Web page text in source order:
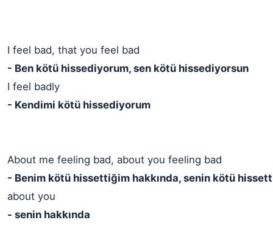
I feel bad, that you feel bad
- Ben kötü hissediyorum, sen kötü hissediyorsun
I feel badly
- Kendimi kötü hissediyorum
About me feeling bad, about you feeling bad
- Benim kötü hissettiğim hakkında, senin kötü
about you
- senin hakkında